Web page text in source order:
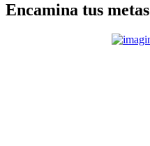
Encamina tus metas